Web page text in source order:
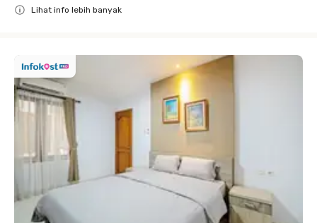
Lihat info lebih banyak